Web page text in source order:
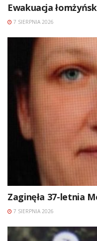
Ewakuacja
7 SIERPNIA 2026
Zaginęła 37-letnia
7 SIERPNIA 2026